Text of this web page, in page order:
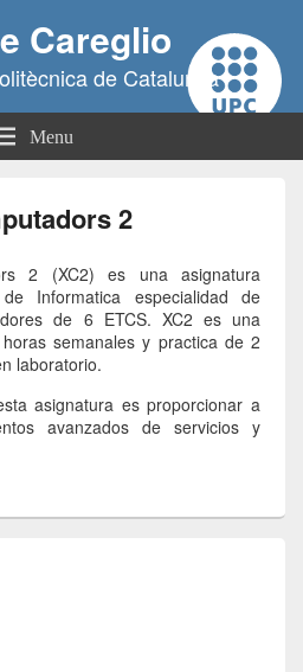
Careglio
de Catalunya
Menu
2
2 (XC2) es una asignatura
Informatica especialidad de
de 6 ETCS. XC2 es una
semanales y practica de 2
laboratorio.
asignatura es proporcionar a
avanzados de servicios y